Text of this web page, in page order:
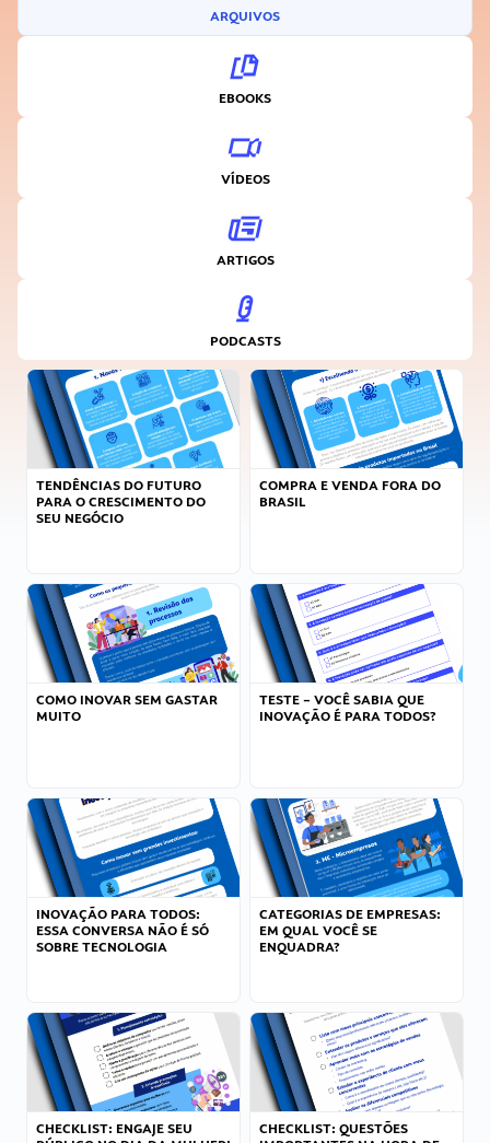
ARQUIVOS
EBOOKS
VÍDEOS
ARTIGOS
PODCASTS
TENDÊNCIAS DO FUTURO
PARA O CRESCIMENTO DO
SEU NEGÓCIO
COMPRA E VENDA FORA DO
BRASIL
COMO INOVAR SEM GASTAR
MUITO
TESTE – VOCÊ SABIA QUE
INOVAÇÃO É PARA TODOS?
INOVAÇÃO PARA TODOS:
ESSA CONVERSA NÃO É SÓ
SOBRE TECNOLOGIA
CATEGORIAS DE EMPRESAS:
EM QUAL VOCÊ SE
ENQUADRA?
CHECKLIST: ENGAJE SEU
CHECKLIST: QUESTÕES